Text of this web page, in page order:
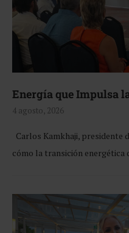
Energía que Impulsa
4 agosto, 2026
Carlos Kamkhaji, presidente
cómo la transición energética